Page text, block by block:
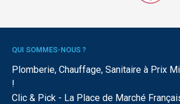
QUI SOMMES-NOUS ?
Plomberie, Chauffage, Sanitaire à Prix
!
Clic & Pick - La Place de Marché